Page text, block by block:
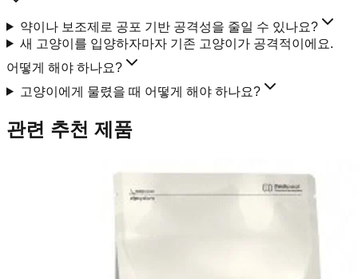
약이나 보조제로 공포 기반 공격성을 줄일 수 있나요?
새 고양이를 입양하자마자 기존 고양이가 공격적이에요.
어떻게 해야 하나요?
고양이에게 물렸을 때 어떻게 해야 하나요?
관련 추천 제품